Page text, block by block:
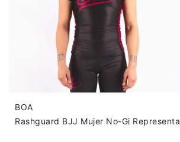
BOA
Rashguard BJJ Mujer No-Gi Representa